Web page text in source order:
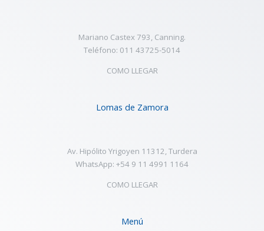
Mariano Castex 793, Canning.
Teléfono: 011 43725-5014
COMO LLEGAR
Lomas de Zamora
Av. Hipólito Yrigoyen 11312, Turdera
WhatsApp: +54 9 11 4991 1164
COMO LLEGAR
Menú